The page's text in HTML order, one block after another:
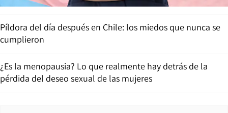
Píldora del día después en Chile: los miedos que nunca se
cumplieron
¿Es la menopausia? Lo que realmente hay detrás de la
pérdida del deseo sexual de las mujeres